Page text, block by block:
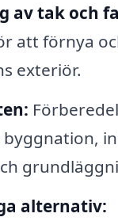
av tak och
att förnya
exteriör.
alternativ: